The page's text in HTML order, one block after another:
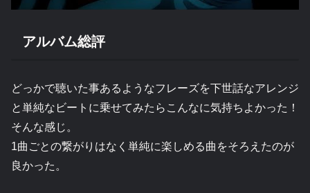
アルバム総評
どっかで聴いた事あるようなフレーズを下世話なアレンジ
と単純なビートに乗せてみたらこんなに気持ちよかった！
そんな感じ。
1曲ごとの繋がりはなく単純に楽しめる曲をそろえたのが
良かった。